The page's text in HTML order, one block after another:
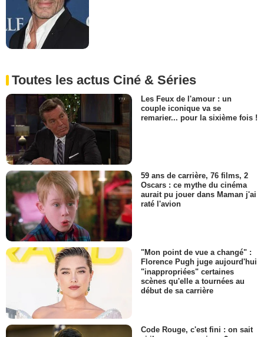
Toutes les actus Ciné & Séries
Les Feux de l'amour : un
couple iconique va se
remarier... pour la sixième fois !
59 ans de carrière, 76 films, 2
Oscars : ce mythe du cinéma
aurait pu jouer dans Maman j'ai
raté l'avion
"Mon point de vue a changé" :
Florence Pugh juge aujourd'hui
"inappropriées" certaines
scènes qu'elle a tournées au
début de sa carrière
Code Rouge, c'est fini : on sait